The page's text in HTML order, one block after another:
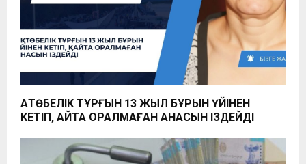
АҚТӨБЕЛІК ТҰРҒЫН 13 ЖЫЛ БҰРЫН ҮЙІНЕН
КЕТІП, ҚАЙТА ОРАЛМАҒАН АНАСЫН ІЗДЕЙДІ